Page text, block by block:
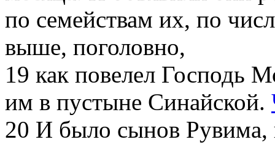
по семействам их, по
выше, поголовно,
19 как повелел Господь
им в пустыне Синайской.
20 И было сынов Рувима,